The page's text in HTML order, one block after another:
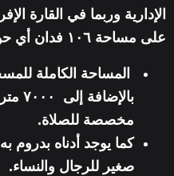
الإدارية وربما في القارة
على مساحة ١٠٦ فدان أي حوالي ٤٥٥ ألف متر مربع.
مخصصة للصلاة.
كما يوجد أدناه بدروم
صغير للرجال والنساء.